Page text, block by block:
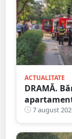
ACTUALITATE
DRAMĂ.
spart ușa
7 august